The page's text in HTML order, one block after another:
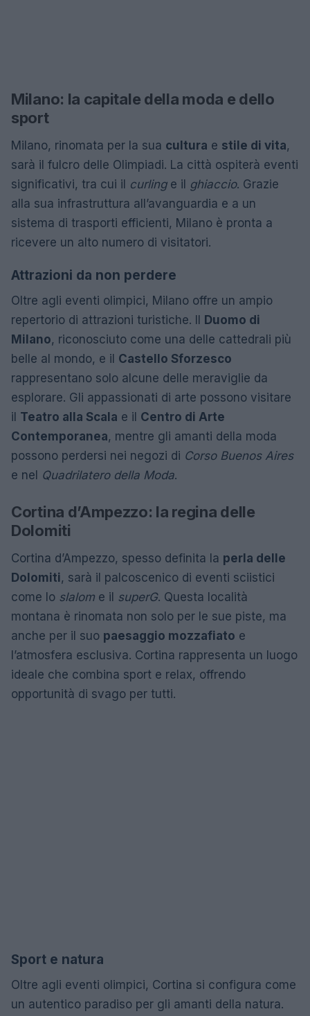
Milano: la capitale della moda e dello
sport
Milano, rinomata per la sua cultura e stile di vita,
sarà il fulcro delle Olimpiadi. La città ospiterà eventi
significativi, tra cui il curlinge il ghiaccio. Grazie
alla sua infrastruttura all’avanguardia e a un
sistema di trasporti efficienti, Milano è pronta a
ricevere un alto numero di visitatori.
Attrazioni da non perdere
Oltre agli eventi olimpici, Milano offre un ampio
repertorio di attrazioni turistiche. Il Duomo di
Milano, riconosciuto come una delle cattedrali più
belle al mondo, e il Castello Sforzesco
rappresentano solo alcune delle meraviglie da
esplorare. Gli appassionati di arte possono visitare
il Teatro alla Scala e il Centro di Arte
Contemporanea, mentre gli amanti della moda
possono perdersi nei negozi di Corso Buenos Aires
e nel Quadrilatero della Moda.
Cortina d’Ampezzo: la regina delle
Dolomiti
Cortina d’Ampezzo, spesso definita la perla delle
Dolomiti, sarà il palcoscenico di eventi sciistici
come lo slalom e il superG. Questa località
montana è rinomata non solo per le sue piste, ma
anche per il suo paesaggio mozzafiato e
l’atmosfera esclusiva. Cortina rappresenta un luogo
ideale che combina sport e relax, offrendo
opportunità di svago per tutti.
Sport e natura
Oltre agli eventi olimpici, Cortina si configura come
un autentico paradiso per gli amanti della natura.